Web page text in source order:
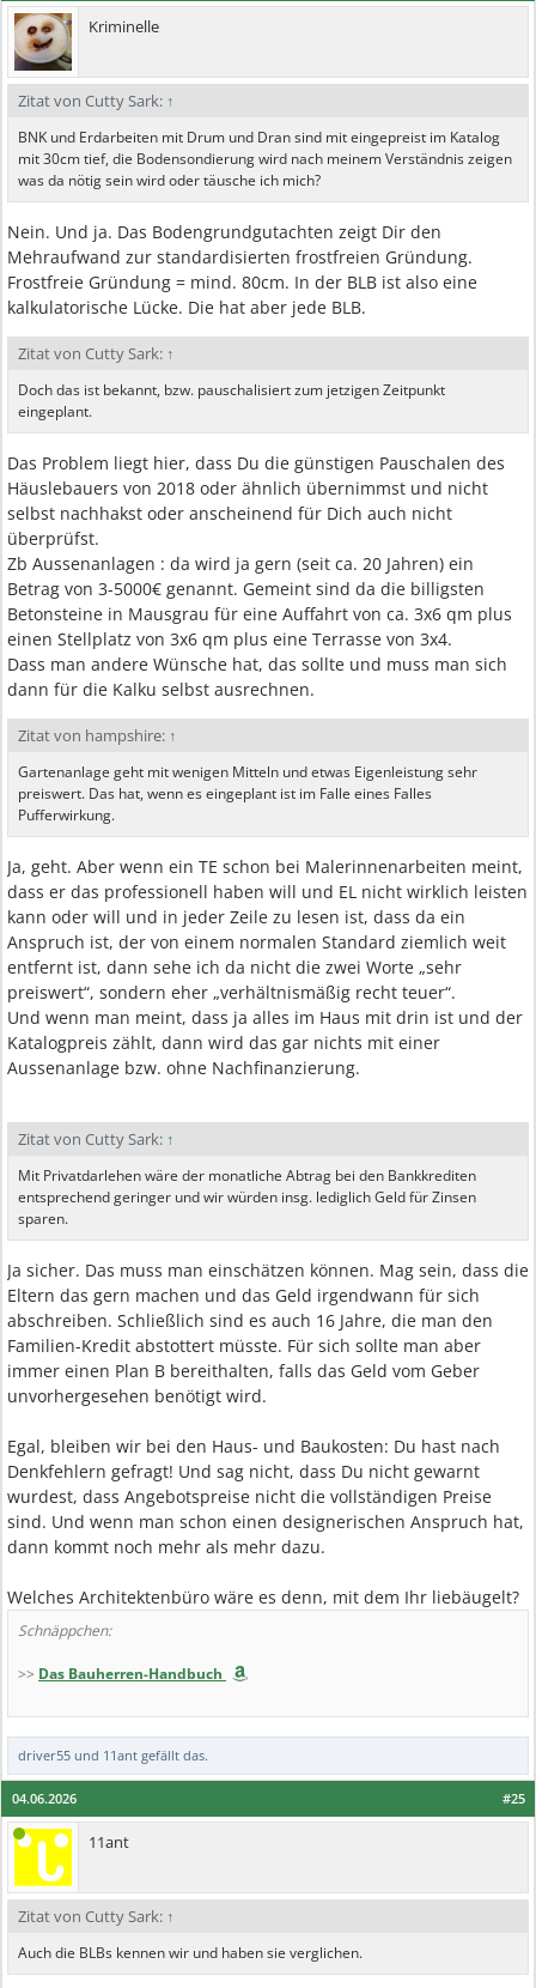
Kriminelle
Zitat von Cutty Sark: ↑
BNK und Erdarbeiten mit Drum und Dran sind mit eingepreist im Katalog
mit 30cm tief, die Bodensondierung wird nach meinem Verständnis zeigen
was da nötig sein wird oder täusche ich mich?
Nein. Und ja. Das Bodengrundgutachten zeigt Dir den
Mehraufwand zur standardisierten frostfreien Gründung.
Frostfreie Gründung = mind. 80cm. In der BLB ist also eine
kalkulatorische Lücke. Die hat aber jede BLB.
Zitat von Cutty Sark: ↑
Doch das ist bekannt, bzw. pauschalisiert zum jetzigen Zeitpunkt
eingeplant.
Das Problem liegt hier, dass Du die günstigen Pauschalen des
Häuslebauers von 2018 oder ähnlich übernimmst und nicht
selbst nachhakst oder anscheinend für Dich auch nicht
überprüfst.
Zb Aussenanlagen : da wird ja gern (seit ca. 20 Jahren) ein
Betrag von 3-5000€ genannt. Gemeint sind da die billigsten
Betonsteine in Mausgrau für eine Auffahrt von ca. 3x6 qm plus
einen Stellplatz von 3x6 qm plus eine Terrasse von 3x4.
Dass man andere Wünsche hat, das sollte und muss man sich
dann für die Kalku selbst ausrechnen.
Zitat von hampshire: ↑
Gartenanlage geht mit wenigen Mitteln und etwas Eigenleistung sehr
preiswert. Das hat, wenn es eingeplant ist im Falle eines Falles
Pufferwirkung.
Ja, geht. Aber wenn ein TE schon bei Malerinnenarbeiten meint,
dass er das professionell haben will und EL nicht wirklich leisten
kann oder will und in jeder Zeile zu lesen ist, dass da ein
Anspruch ist, der von einem normalen Standard ziemlich weit
entfernt ist, dann sehe ich da nicht die zwei Worte „sehr
preiswert“, sondern eher „verhältnismäßig recht teuer“.
Und wenn man meint, dass ja alles im Haus mit drin ist und der
Katalogpreis zählt, dann wird das gar nichts mit einer
Aussenanlage bzw. ohne Nachfinanzierung.
Zitat von Cutty Sark: ↑
Mit Privatdarlehen wäre der monatliche Abtrag bei den Bankkrediten
entsprechend geringer und wir würden insg. lediglich Geld für Zinsen
sparen.
Ja sicher. Das muss man einschätzen können. Mag sein, dass die
Eltern das gern machen und das Geld irgendwann für sich
abschreiben. Schließlich sind es auch 16 Jahre, die man den
Familien-Kredit abstottert müsste. Für sich sollte man aber
immer einen Plan B bereithalten, falls das Geld vom Geber
unvorhergesehen benötigt wird.
Egal, bleiben wir bei den Haus- und Baukosten: Du hast nach
Denkfehlern gefragt! Und sag nicht, dass Du nicht gewarnt
wurdest, dass Angebotspreise nicht die vollständigen Preise
sind. Und wenn man schon einen designerischen Anspruch hat,
dann kommt noch mehr als mehr dazu.
Welches Architektenbüro wäre es denn, mit dem Ihr liebäugelt?
Schnäppchen:
>> Das Bauherren-Handbuch
driver55 und 11ant gefällt das.
#25
04.06.2026
11ant
Zitat von Cutty Sark: ↑
Auch die BLBs kennen wir und haben sie verglichen.